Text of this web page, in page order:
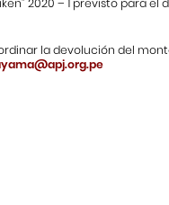
la devolución del